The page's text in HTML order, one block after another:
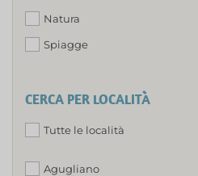
Natura
Spiagge
CERCA PER LOCALITÀ
Tutte le località
Agugliano